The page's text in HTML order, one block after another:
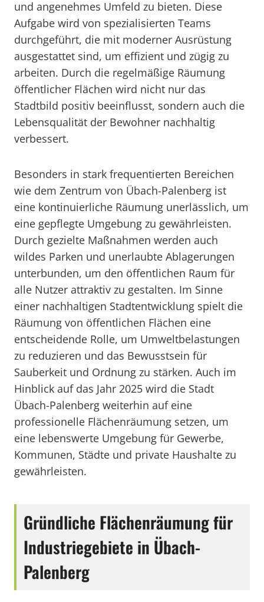
und angenehmes Umfeld zu bieten. Diese
Aufgabe wird von spezialisierten Teams
durchgeführt, die mit moderner Ausrüstung
ausgestattet sind, um effizient und zügig zu
arbeiten. Durch die regelmäßige Räumung
öffentlicher Flächen wird nicht nur das
Stadtbild positiv beeinflusst, sondern auch die
Lebensqualität der Bewohner nachhaltig
verbessert.
Besonders in stark frequentierten Bereichen
wie dem Zentrum von Übach-Palenberg ist
eine kontinuierliche Räumung unerlässlich, um
eine gepflegte Umgebung zu gewährleisten.
Durch gezielte Maßnahmen werden auch
wildes Parken und unerlaubte Ablagerungen
unterbunden, um den öffentlichen Raum für
alle Nutzer attraktiv zu gestalten. Im Sinne
einer nachhaltigen Stadtentwicklung spielt die
Räumung von öffentlichen Flächen eine
entscheidende Rolle, um Umweltbelastungen
zu reduzieren und das Bewusstsein für
Sauberkeit und Ordnung zu stärken. Auch im
Hinblick auf das Jahr 2025 wird die Stadt
Übach-Palenberg weiterhin auf eine
professionelle Flächenräumung setzen, um
eine lebenswerte Umgebung für Gewerbe,
Kommunen, Städte und private Haushalte zu
gewährleisten.
Gründliche Flächenräumung für
Industriegebiete in Übach-
Palenberg